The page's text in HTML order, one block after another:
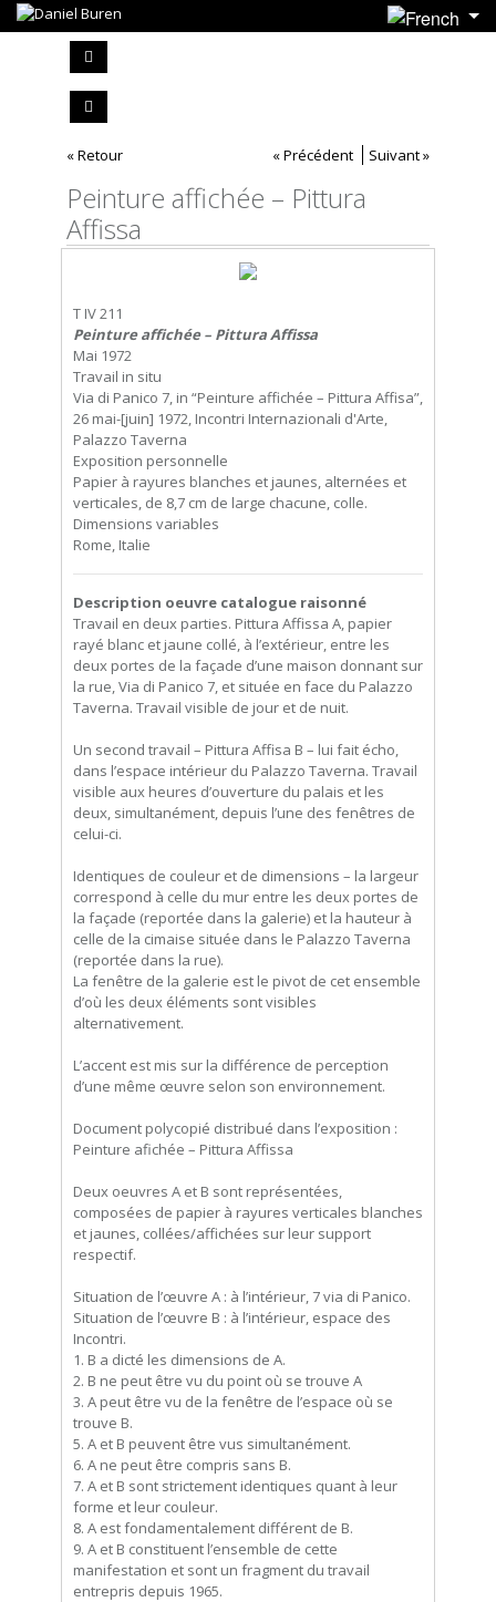
« Retour « Précédent Suivant »
Peinture affichée – Pittura
Affissa
T IV 211
Peinture affichée – Pittura Affissa
Mai 1972
Travail in situ
Via di Panico 7, in “Peinture affichée – Pittura Affisa”,
26 mai-[juin] 1972, Incontri Internazionali d'Arte,
Palazzo Taverna
Exposition personnelle
Papier à rayures blanches et jaunes, alternées et
verticales, de 8,7 cm de large chacune, colle.
Dimensions variables
Rome, Italie
Description oeuvre catalogue raisonné
Travail en deux parties. Pittura Affissa A, papier
rayé blanc et jaune collé, à l’extérieur, entre les
deux portes de la façade d’une maison donnant sur
la rue, Via di Panico 7, et située en face du Palazzo
Taverna. Travail visible de jour et de nuit.
Un second travail – Pittura Affisa B – lui fait écho,
dans l’espace intérieur du Palazzo Taverna. Travail
visible aux heures d’ouverture du palais et les
deux, simultanément, depuis l’une des fenêtres de
celui-ci.
Identiques de couleur et de dimensions – la largeur
correspond à celle du mur entre les deux portes de
la façade (reportée dans la galerie) et la hauteur à
celle de la cimaise située dans le Palazzo Taverna
(reportée dans la rue).
La fenêtre de la galerie est le pivot de cet ensemble
d’où les deux éléments sont visibles
alternativement.
L’accent est mis sur la différence de perception
d’une même œuvre selon son environnement.
Document polycopié distribué dans l’exposition :
Peinture afichée – Pittura Affissa
Deux oeuvres A et B sont représentées,
composées de papier à rayures verticales blanches
et jaunes, collées/affichées sur leur support
respectif.
Situation de l’œuvre A : à l’intérieur, 7 via di Panico.
Situation de l’œuvre B : à l’intérieur, espace des
Incontri.
1. B a dicté les dimensions de A.
2. B ne peut être vu du point où se trouve A
3. A peut être vu de la fenêtre de l’espace où se
trouve B.
5. A et B peuvent être vus simultanément.
6. A ne peut être compris sans B.
7. A et B sont strictement identiques quant à leur
forme et leur couleur.
8. A est fondamentalement différent de B.
9. A et B constituent l’ensemble de cette
manifestation et sont un fragment du travail
entrepris depuis 1965.